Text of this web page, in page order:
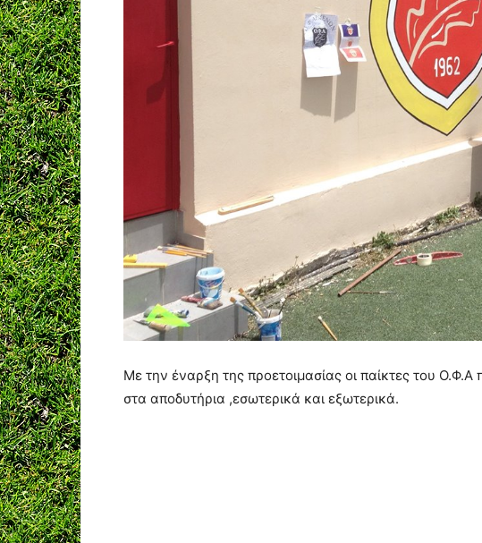
Με την έναρξη της προετοιμασίας οι παίκτες του Ο.Φ.Α
στα αποδυτήρια ,εσωτερικά και εξωτερικά.